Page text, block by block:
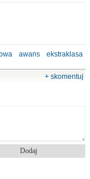
awans ekstraklasa
+ skomentuj